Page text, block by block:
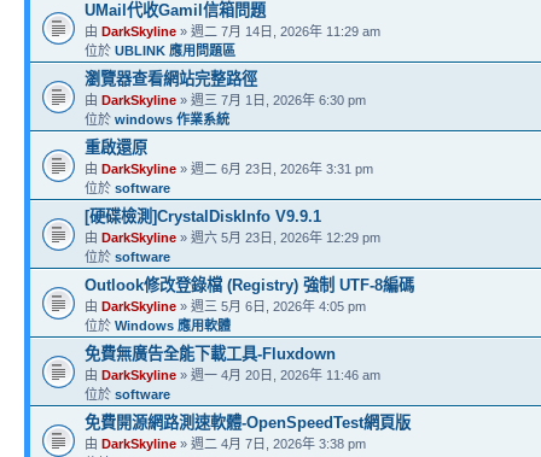
UMail代收Gamil信箱問題
由 DarkSkyline » 週二 7月 14日, 2026年 11:29 am
位於 UBLINK 應用問題區
瀏覽器查看網站完整路徑
由 DarkSkyline » 週三 7月 1日, 2026年 6:30 pm
位於 windows 作業系統
重啟還原
由 DarkSkyline » 週二 6月 23日, 2026年 3:31 pm
位於 software
[硬碟檢測]CrystalDiskInfo V9.9.1
由 DarkSkyline » 週六 5月 23日, 2026年 12:29 pm
位於 software
Outlook修改登錄檔 (Registry) 強制 UTF-8編碼
由 DarkSkyline » 週三 5月 6日, 2026年 4:05 pm
位於 Windows 應用軟體
免費無廣告全能下載工具-Fluxdown
由 DarkSkyline » 週一 4月 20日, 2026年 11:46 am
位於 software
免費開源網路測速軟體-OpenSpeedTest網頁版
由 DarkSkyline » 週二 4月 7日, 2026年 3:38 pm